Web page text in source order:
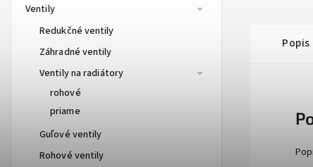
Ventily
Redukčné ventily
Záhradné ventily
Ventily na radiátory
rohové
priame
Guľové ventily
Rohové ventily
Popis